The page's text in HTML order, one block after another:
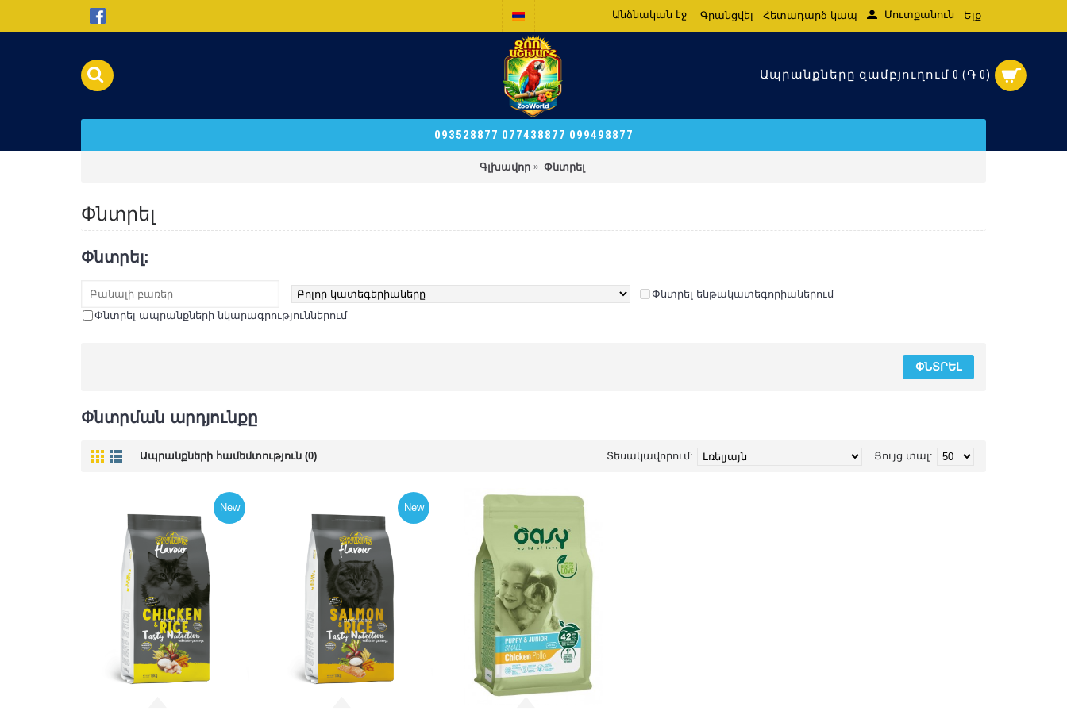
Անձնական էջ Գրանցվել Հետադարձ կապ Մուտքանուն Ելք
Ապրանքները զամբյուղում 0 (֏ 0)
093528877 077438877 099498877
Գլխավոր Փնտրել
Փնտրել
Փնտրել:
Փնտրել ենթակատեգորիաներում
Փնտրել ապրանքների նկարագրություններում
Փնտրման արդյունքը
Ապրանքների համեմտություն (0) Ցույց տալ:
Տեսակավորում:
New New